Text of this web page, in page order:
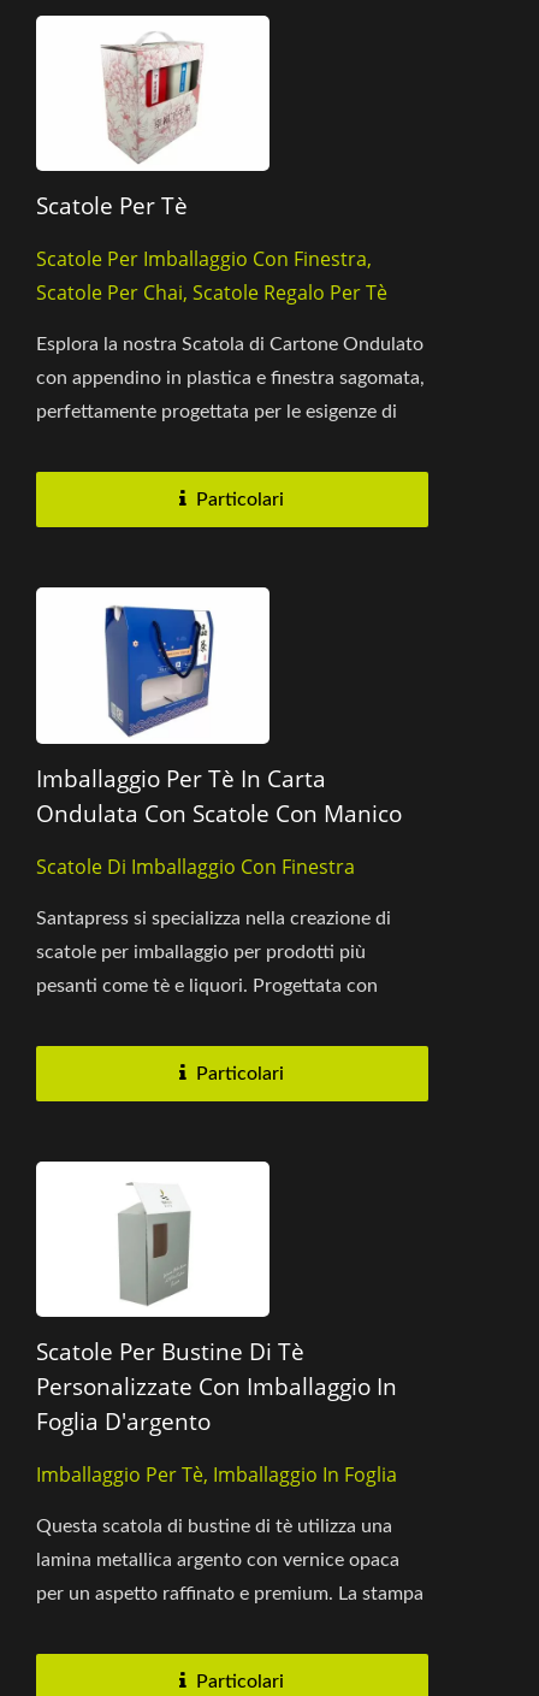
Scatole Per Tè
Scatole Per Imballaggio Con Finestra,
Scatole Per Chai, Scatole Regalo Per Tè
Esplora la nostra Scatola di Cartone Ondulato
con appendino in plastica e finestra sagomata,
perfettamente progettata per le esigenze di
Particolari
Imballaggio Per Tè In Carta
Ondulata Con Scatole Con Manico
Scatole Di Imballaggio Con Finestra
Santapress si specializza nella creazione di
scatole per imballaggio per prodotti più
pesanti come tè e liquori. Progettata con
Particolari
Scatole Per Bustine Di Tè
Personalizzate Con Imballaggio In
Foglia D'argento
Imballaggio Per Tè, Imballaggio In Foglia
Questa scatola di bustine di tè utilizza una
lamina metallica argento con vernice opaca
per un aspetto raffinato e premium. La stampa
Particolari